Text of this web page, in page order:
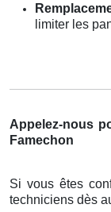
limiter les
Appelez-nous
Famechon
Si vous êtes
techniciens dès